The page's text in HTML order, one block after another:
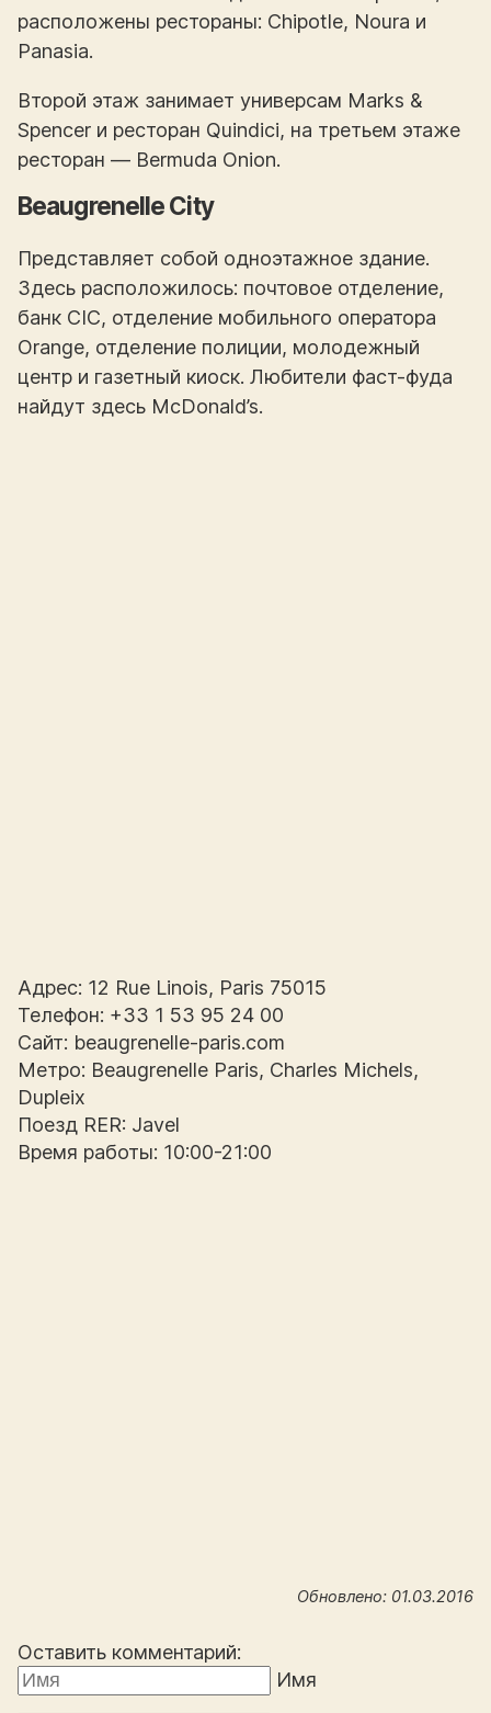
расположены рестораны: Chipotle, Noura и
Panasia.
Второй этаж занимает универсам Marks &
Spencer и ресторан Quindici, на третьем этаже
ресторан — Bermuda Onion.
Beaugrenelle City
Представляет собой одноэтажное здание.
Здесь расположилось: почтовое отделение,
банк CIC, отделение мобильного оператора
Orange, отделение полиции, молодежный
центр и газетный киоск. Любители фаст-фуда
найдут здесь McDonald’s.
Адрес: 12 Rue Linois, Paris 75015
Телефон: +33 1 53 95 24 00
Сайт: beaugrenelle-paris.com
Метро: Beaugrenelle Paris, Charles Michels,
Dupleix
Поезд RER: Javel
Время работы: 10:00-21:00
Обновлено: 01.03.2016
Оставить комментарий:
Имя